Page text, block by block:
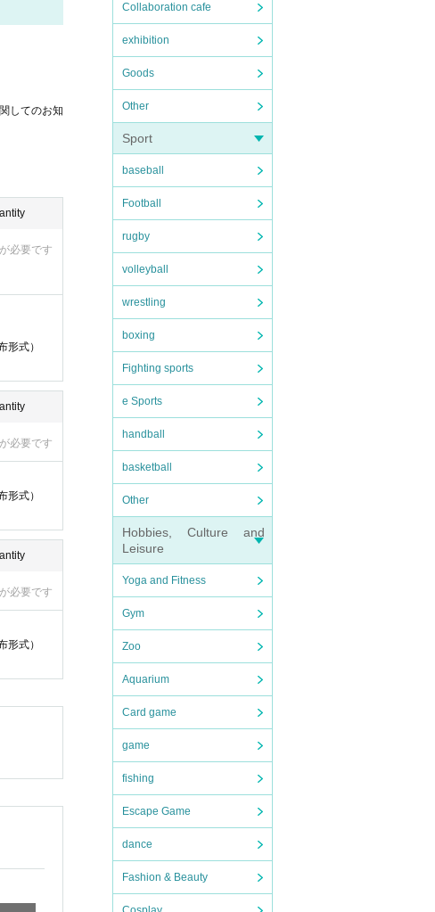
Collaboration cafe
exhibition
Goods
Other
Sport
baseball
Football
rugby
volleyball
wrestling
boxing
Fighting sports
e Sports
handball
basketball
Other
Hobbies, Culture and
Leisure
Yoga and Fitness
Gym
Zoo
Aquarium
Card game
game
fishing
Escape Game
dance
Fashion & Beauty
please
に設定し
げること
ィチェッ
協力お願
。
。
Faceboo
までに本
、危険
ドカード
ルは弊社
特典の発
してのお知
必要です
式）
必要です
式）
必要です
式）